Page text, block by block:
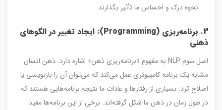
نحوه درک و احساس ما تأثیر بگذارند.
3. برنامه‌ریزی (Programming): ایجاد تغییر در الگوهای
ذهنی
اصل سوم NLP به مفهوم «برنامه‌ریزی ذهن» اشاره دارد. ذهن انسان
مشابه یک برنامه کامپیوتری عمل می‌کند که می‌توان آن را بازنویسی یا
اصلاح کرد. بسیاری از رفتارها و عادات ما نتیجه برنامه‌هایی هستند که
در طول زمان در ذهن ما شکل گرفته‌اند. برخی از این برنامه‌ها مفید